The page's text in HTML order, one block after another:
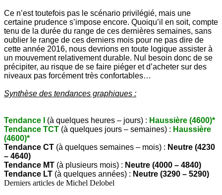
Ce n’est toutefois pas le scénario privilégié, mais une
certaine prudence s’impose encore. Quoiqu’il en soit, compte
tenu de la durée du range de ces dernières semaines, sans
oublier le range de ces derniers mois pour ne pas dire de
cette année 2016, nous devrions en toute logique assister à
un mouvement relativement durable. Nul besoin donc de se
précipiter, au risque de se faire piéger et d’acheter sur des
niveaux pas forcément très confortables…
Synthèse des tendances graphiques :
Tendance I (à quelques heures – jours) : Haussière (4600)*
Tendance TCT (à quelques jours – semaines) : Haussière
(4600)*
Tendance CT (à quelques semaines – mois) : Neutre (4230
– 4640)
Tendance MT (à plusieurs mois) : Neutre (4000 – 4840)
Tendance LT (à quelques années) : Neutre (3290 – 5290)
Derniers articles de Michel Delobel